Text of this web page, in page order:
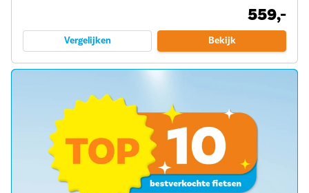
559,-
Vergelijken Bekijk